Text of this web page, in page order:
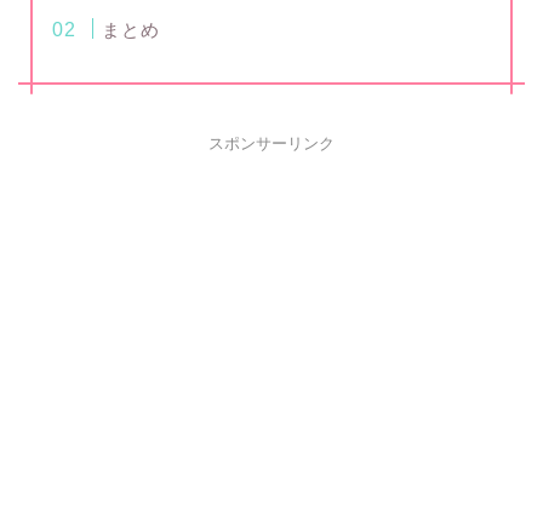
まとめ
スポンサーリンク